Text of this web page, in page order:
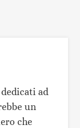
ad
un
che